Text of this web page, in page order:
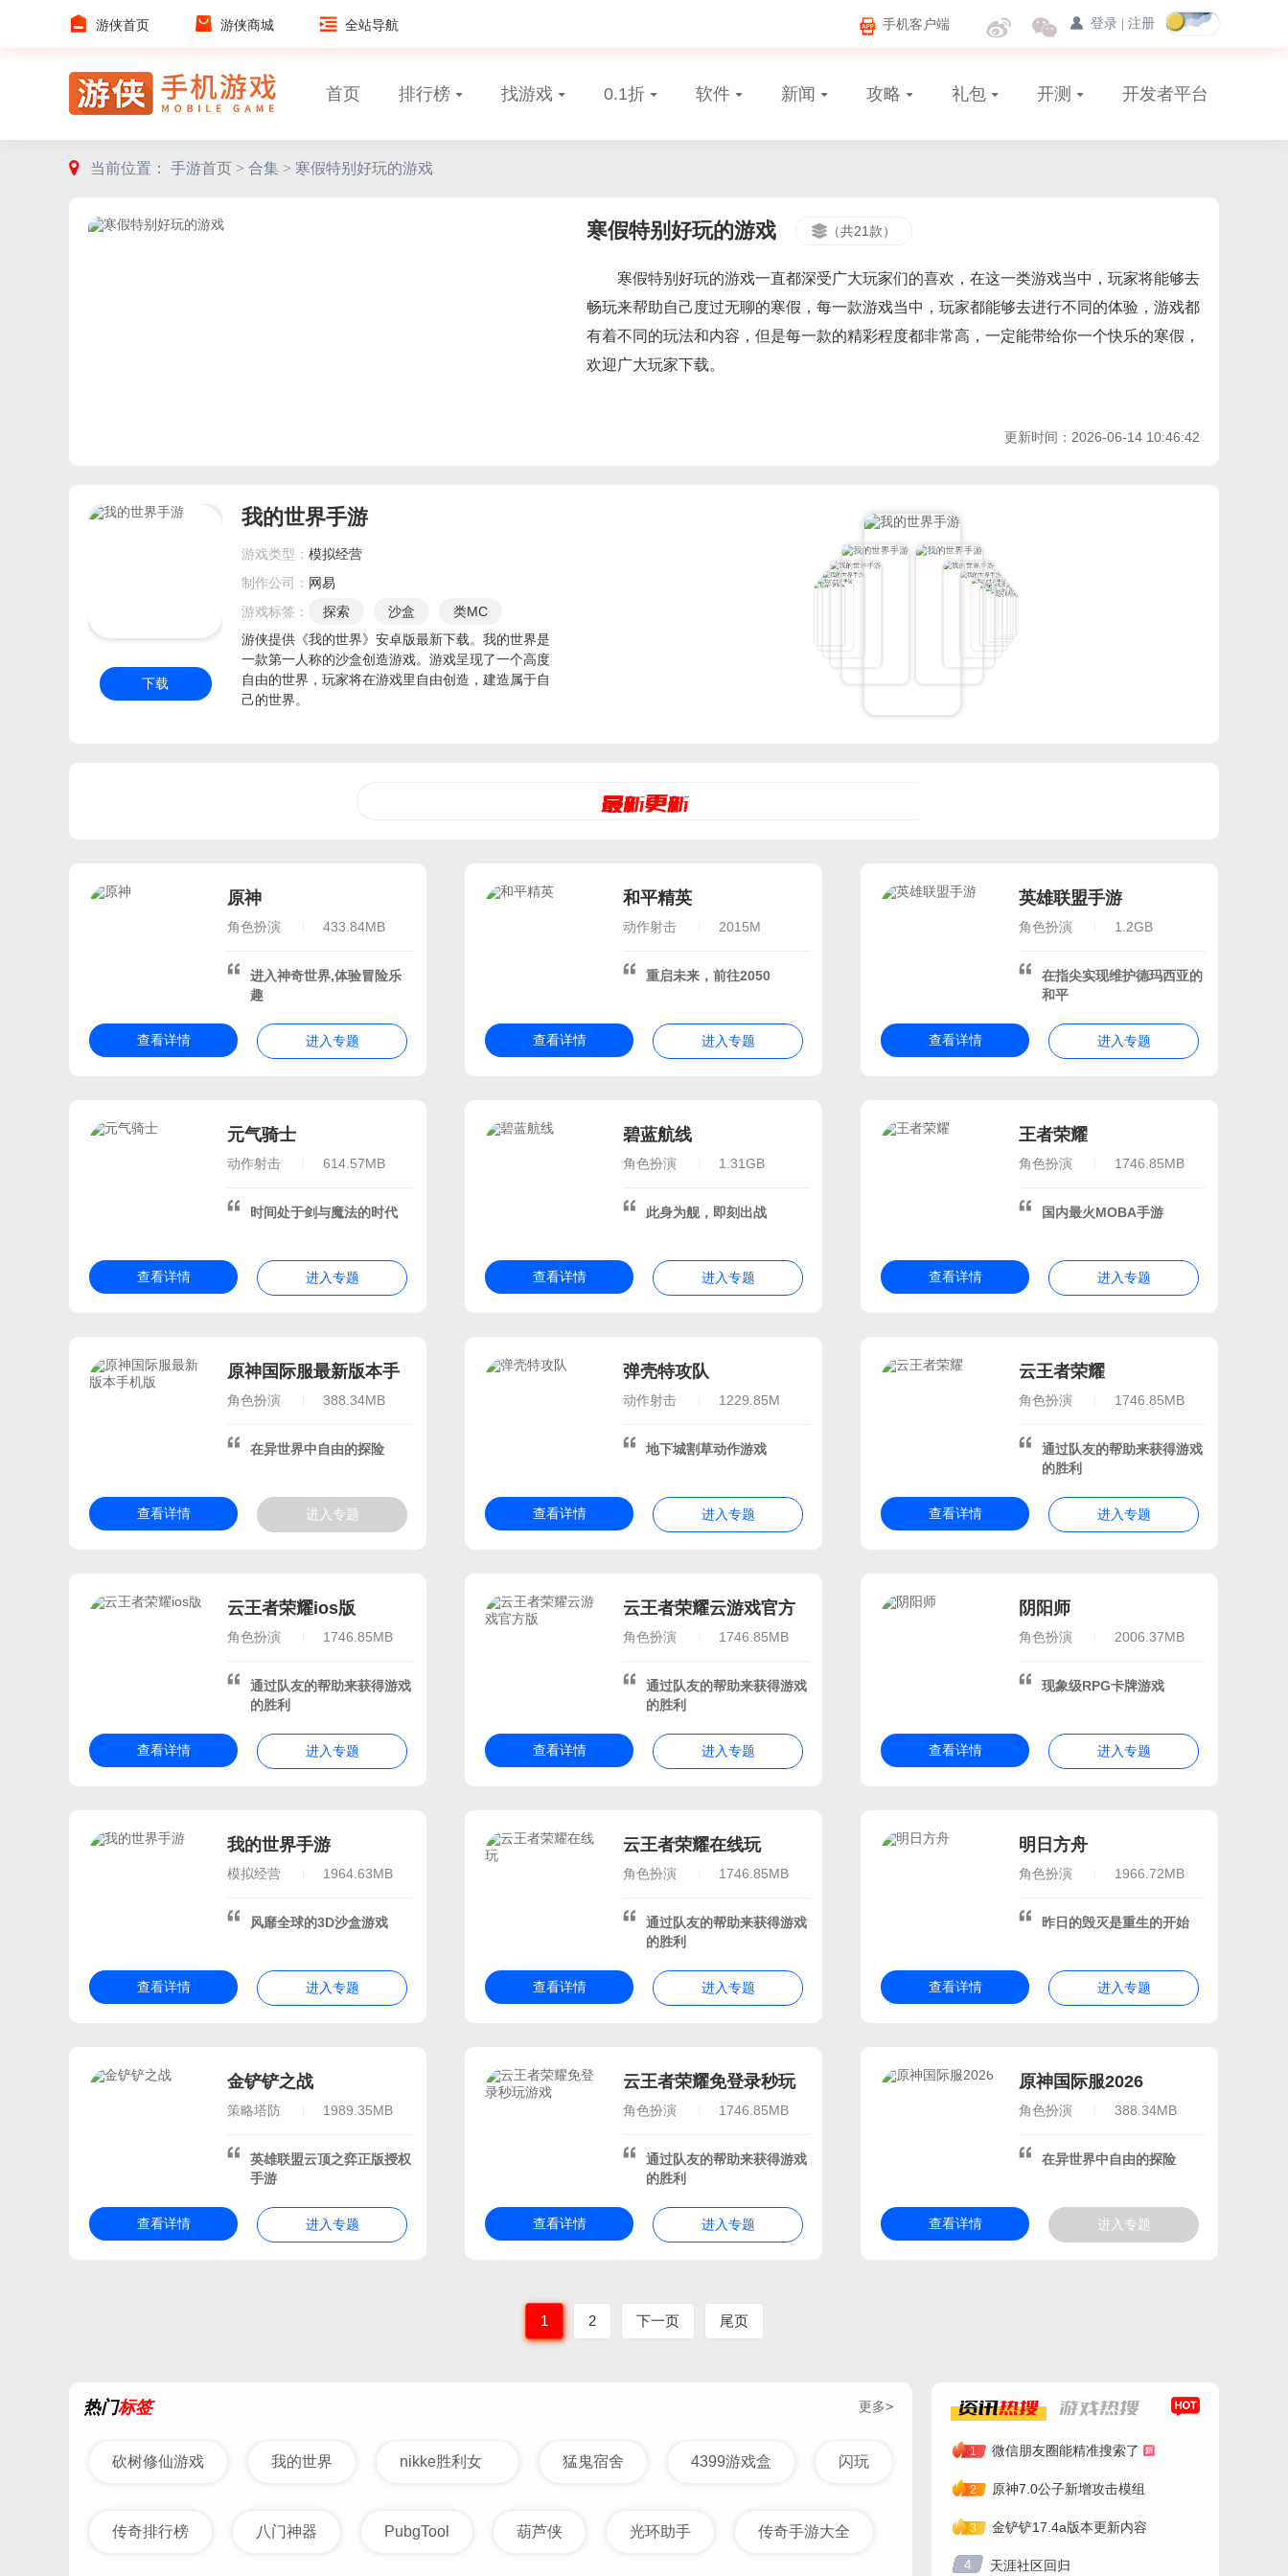
游侠首页 游侠商城 全站导航 登录 注册
手机客户端
首页 排行榜 找游戏 0.1折 软件 新闻 攻略 礼包 开测 开发者平台
当前位置： 手游首页 > 合集 > 寒假特别好玩的游戏
寒假特别好玩的游戏 （共21款）
寒假特别好玩的游戏一直都深受广大玩家们的喜欢，在这一类游戏当中，玩家将能够去
畅玩来帮助自己度过无聊的寒假，每一款游戏当中，玩家都能够去进行不同的体验，游戏都
有着不同的玩法和内容，但是每一款的精彩程度都非常高，一定能带给你一个快乐的寒假，
欢迎广大玩家下载。
更新时间：2026-06-14 10:46:42
下载
我的世界手游
游戏类型： 模拟经营
制作公司： 网易
游戏标签：
探索 沙盒
类MC
高自由
合成 俯视
大作
局域网
DIY 定制
自由
和我的世界差不多
策略冒险手游
适合家里蹲的游戏
像素建造
适合长期玩
我的世界游戏下载
像素塔防
适合寒假玩的手游
2026适合春节玩的的游戏
10款寒假必玩的联机手游
特别适合寒假玩的游戏
寒假好玩的游戏
寒假打发时间的手游
适合寒假玩的游戏
我的世界游戏
我的世界模组
我的世界合集
我的世界游戏大全
我的世界全部模组大全
我的世界所有版本游戏
我的世界所有版本大全
我的世界手机游戏
2026热门我的世界模组
2026最受欢迎的手游
热门的安卓游戏
大型安卓游戏推荐
2026网络游戏
好玩的安卓手机游戏
2026有趣的开放世界手游
热门的超高画质的游戏
2026不花钱的好玩的游戏
适合过年多人玩的游戏
受欢迎的3A游戏盘点
2026热门的沙盒建造手游
热门的方块游戏
开放式世界冒险
游侠提供《我的世界》安卓版最新下载。我的世界是
一款第一人称的沙盒创造游戏。游戏呈现了一个高度
自由的世界，玩家将在游戏里自由创造，建造属于自
己的世界。
最新更新
原神
角色扮演 433.84MB
进入神奇世界,体验冒险乐
趣
查看详情 进入专题
和平精英
动作射击 2015M
重启未来，前往2050
查看详情 进入专题
英雄联盟手游
角色扮演 1.2GB
在指尖实现维护德玛西亚的
和平
查看详情 进入专题
元气骑士
动作射击 614.57MB
时间处于剑与魔法的时代
查看详情 进入专题
碧蓝航线
角色扮演 1.31GB
此身为舰，即刻出战
查看详情 进入专题
王者荣耀
角色扮演 1746.85MB
国内最火MOBA手游
查看详情 进入专题
原神国际服最新版本手
机版
角色扮演 388.34MB
在异世界中自由的探险
查看详情 进入专题
弹壳特攻队
动作射击 1229.85M
地下城割草动作游戏
查看详情 进入专题
云王者荣耀
角色扮演 1746.85MB
通过队友的帮助来获得游戏
的胜利
查看详情 进入专题
云王者荣耀ios版
角色扮演 1746.85MB
通过队友的帮助来获得游戏
的胜利
查看详情 进入专题
云王者荣耀云游戏官方
版
角色扮演 1746.85MB
通过队友的帮助来获得游戏
的胜利
查看详情 进入专题
阴阳师
角色扮演 2006.37MB
现象级RPG卡牌游戏
查看详情 进入专题
我的世界手游
模拟经营 1964.63MB
风靡全球的3D沙盒游戏
查看详情 进入专题
云王者荣耀在线玩
角色扮演 1746.85MB
通过队友的帮助来获得游戏
的胜利
查看详情 进入专题
明日方舟
角色扮演 1966.72MB
昨日的毁灭是重生的开始
查看详情 进入专题
金铲铲之战
策略塔防 1989.35MB
英雄联盟云顶之弈正版授权
手游
查看详情 进入专题
云王者荣耀免登录秒玩
游戏
角色扮演 1746.85MB
通过队友的帮助来获得游戏
的胜利
查看详情 进入专题
原神国际服2026
角色扮演 388.34MB
在异世界中自由的探险
查看详情 进入专题
1 2 下一页 尾页
热门标签 更多>
砍树修仙游戏 我的世界 nikke胜利女 猛鬼宿舍 4399游戏盒 闪玩
传奇排行榜 八门神器 PubgTool 葫芦侠 光环助手 传奇手游大全
资讯热搜 游戏热搜
1 微信朋友圈能精准搜索了
2 原神7.0公子新增攻击模组
3 金铲铲17.4a版本更新内容
4 天涯社区回归